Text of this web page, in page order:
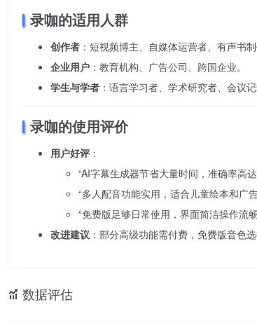
录咖的适用人群
创作者 ：短视频博主、自媒体运营者、有声书制
企业用户 ：教育机构、广告公司、跨国企业。
学生与学者 ：语言学习者、学术研究者、会议记
录咖的使用评价
用户好评 ：
“AI字幕生成器节省大量时间，准确率高
“多人配音功能实用，适合儿童绘本和广
“免费版足够日常使用，界面简洁操作流
改进建议 ：部分高级功能需付费，免费版音色选
数据评估